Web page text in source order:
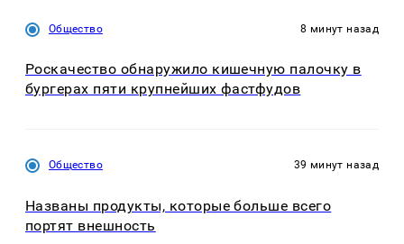
Общество 8 минут назад
Роскачество обнаружило кишечную палочку в
бургерах пяти крупнейших фастфудов
Общество 39 минут назад
Названы продукты, которые больше всего
портят внешность